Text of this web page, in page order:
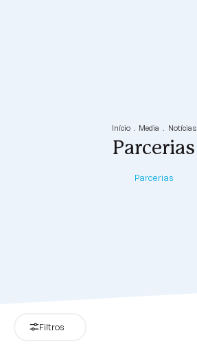
Início Media Notícias
Parcerias
Parcerias
Filtros